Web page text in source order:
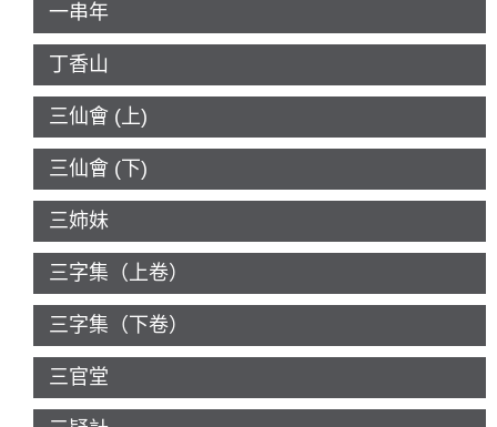
一串年
丁香山
三仙會 (上)
三仙會 (下)
三姉妹
三字集（上卷）
三字集（下卷）
三官堂